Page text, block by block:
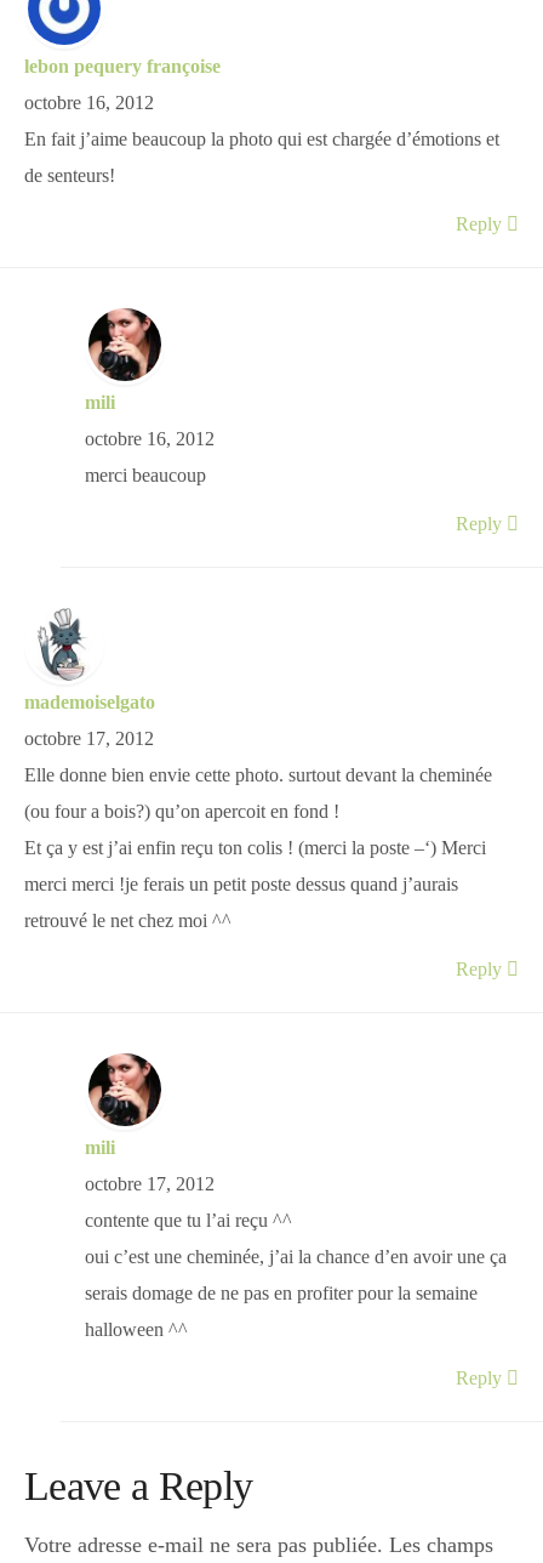
lebon pequery françoise
octobre 16, 2012
En fait j’aime beaucoup la photo qui est chargée d’émotions et
de senteurs!
Reply
mili
octobre 16, 2012
merci beaucoup
Reply
mademoiselgato
octobre 17, 2012
Elle donne bien envie cette photo. surtout devant la cheminée
(ou four a bois?) qu’on apercoit en fond !
Et ça y est j’ai enfin reçu ton colis ! (merci la poste –‘) Merci
merci merci !je ferais un petit poste dessus quand j’aurais
retrouvé le net chez moi ^^
Reply
mili
octobre 17, 2012
contente que tu l’ai reçu ^^
oui c’est une cheminée, j’ai la chance d’en avoir une ça
serais domage de ne pas en profiter pour la semaine
halloween ^^
Reply
Leave a Reply
Votre adresse e-mail ne sera pas publiée. Les champs